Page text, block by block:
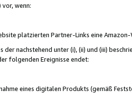
wenn:
platzierten Partner-Links eine
nachstehend unter (i), (ii) und (iii)
folgenden Ereignisse endet:
eines digitalen Produkts (gemäß